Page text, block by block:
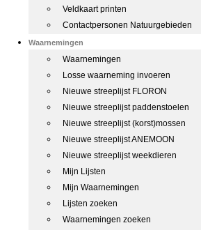
Veldkaart printen
Contactpersonen Natuurgebieden
Waarnemingen
Waarnemingen
Losse waarneming invoeren
Nieuwe streeplijst FLORON
Nieuwe streeplijst paddenstoelen
Nieuwe streeplijst (korst)mossen
Nieuwe streeplijst ANEMOON
Nieuwe streeplijst weekdieren
Mijn Lijsten
Mijn Waarnemingen
Lijsten zoeken
Waarnemingen zoeken